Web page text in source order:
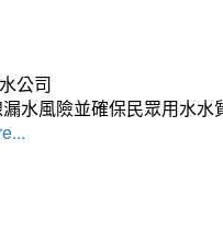
公司
水風險並確保民眾用水